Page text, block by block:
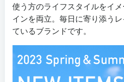
使う方のライフスタイルをイ
インを両立。毎日に寄り添う
ているブランドです。